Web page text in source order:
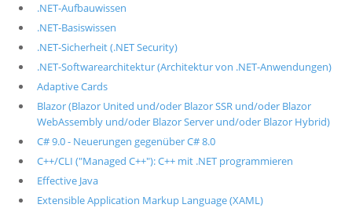
.NET-Aufbauwissen
.NET-Basiswissen
.NET-Sicherheit (.NET Security)
.NET-Softwarearchitektur (Architektur von .NET-Anwendungen)
Adaptive Cards
Blazor (Blazor United und/oder Blazor SSR und/oder Blazor
WebAssembly und/oder Blazor Server und/oder Blazor Hybrid)
C# 9.0 - Neuerungen gegenüber C# 8.0
C++/CLI ("Managed C++"): C++ mit .NET programmieren
Effective Java
Extensible Application Markup Language (XAML)